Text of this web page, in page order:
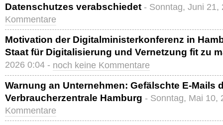
Datenschutzes verabschiedet - Sonntag, Juni
Kommentare
Motivation der Digitalministerkonferenz in
Staat für Digitalisierung und Vernetzung fit zu
2026 0:04 - noch keine Kommentare
Warnung an Unternehmen: Gefälschte E-Mails
Verbraucherzentrale Hamburg - Sonntag, Mai 10,
Kommentare